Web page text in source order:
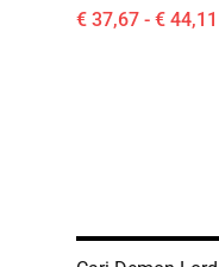
€ 37,67 - € 44,11